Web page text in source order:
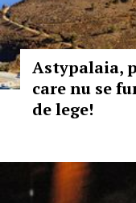
Astypalaia,
care nu se
de lege!